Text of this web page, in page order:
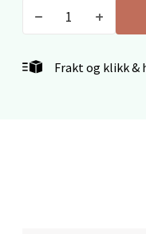
Frakt og klikk &